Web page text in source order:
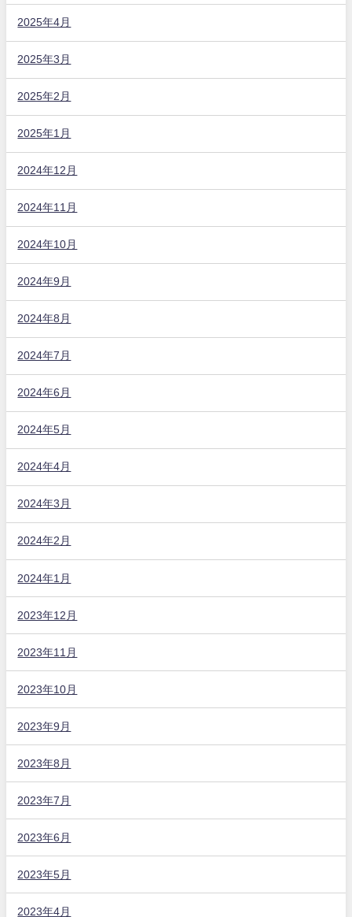
2025年4月
2025年3月
2025年2月
2025年1月
2024年12月
2024年11月
2024年10月
2024年9月
2024年8月
2024年7月
2024年6月
2024年5月
2024年4月
2024年3月
2024年2月
2024年1月
2023年12月
2023年11月
2023年10月
2023年9月
2023年8月
2023年7月
2023年6月
2023年5月
2023年4月